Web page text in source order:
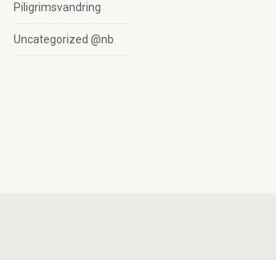
Piligrimsvandring
Uncategorized @nb